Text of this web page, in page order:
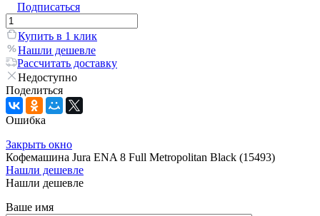
Подписаться
Купить в 1 клик
Нашли дешевле
Рассчитать доставку
Недоступно
Поделиться
Ошибка
Закрыть окно
Кофемашина Jura ENA 8 Full Metropolitan Black (15493)
Нашли дешевле
Нашли дешевле
Ваше имя